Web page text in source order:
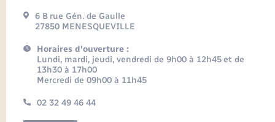
6 B rue Gén. de Gaulle
27850 MENESQUEVILLE
Horaires d'ouverture :
Lundi, mardi, jeudi, vendredi de 9h00 à 12h45 et de
13h30 à 17h00
Mercredi de 09h00 à 11h45
02 32 49 46 44